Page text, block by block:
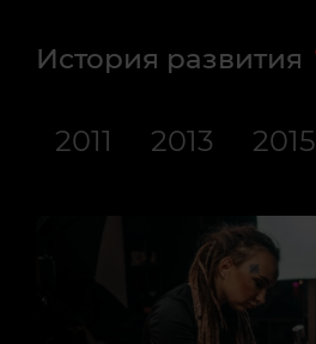
История развития
2011 2013 2015